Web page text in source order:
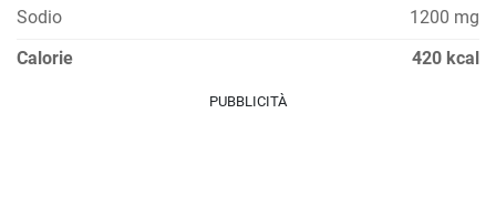
Sodio
1200 mg
Calorie
420 kcal
PUBBLICITÀ